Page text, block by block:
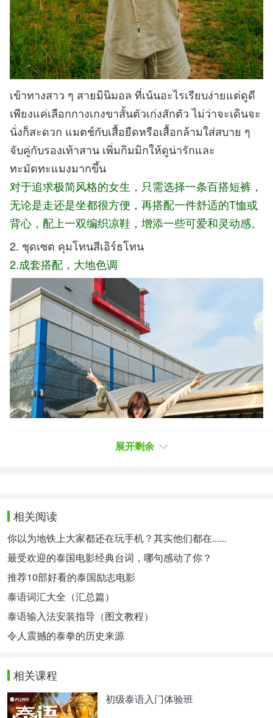
เข้าทางสาว ๆ สายมินิมอล ที่เน้นอะไรเรียบง่ายแต่ดูดี
เพียงแค่เลือกกางเกงขาสั้นตัวเก่งสักตัว ไม่ว่าจะเดินจะ
นั่งก็สะดวก แมตช์กับเสื้อยืดหรือเสื้อกล้ามใส่สบาย ๆ
จับคู่กับรองเท้าสาน เพิ่มกิมมิกให้ดูน่ารักและ
ทะมัดทะแมงมากขึ้น
对于追求极简风格的女生，只需选择一条百搭短裤，
无论是走还是坐都很方便，再搭配一件舒适的T恤或
背心，配上一双编织凉鞋，增添一些可爱和灵动感。
2. ชุดเซต คุมโทนสีเอิร์ธโทน
2.成套搭配，大地色调
หากพูดถึงเที่ยวแนวธรรมชาติ สีที่เหมาะมาก ๆ ก็คือ สี
เอิร์ธโทน เช่น สีเขียวเข้ม สีน้ำตาล และสีกากี ถ้าอยาก
เซตกัน แล้วจับคู่กับรองเท้าคู่โปรด พร้อมหมวกสวย ๆ
สักใบ
提到自然风光旅行，最适合的颜色就是大地色调，如
展开剩余
相关阅读
你以为地铁上大家都还在玩手机？其实他们都在......
最受欢迎的泰国电影经典台词，哪句感动了你？
推荐10部好看的泰国励志电影
泰语词汇大全（汇总篇）
泰语输入法安装指导（图文教程）
令人震撼的泰拳的历史来源
相关课程
初级泰语入门体验班